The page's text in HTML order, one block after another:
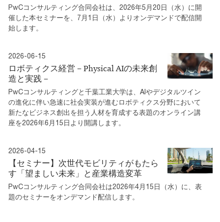
PwCコンサルティング合同会社は、2026年5月20日（水）に開
催した本セミナーを、7月1日（水）よりオンデマンドで配信開
始します。
2026-06-15
ロボティクス経営－Physical AIの未来創
造と実践－
PwCコンサルティングと千葉工業大学は、AIやデジタルツイン
の進化に伴い急速に社会実装が進むロボティクス分野において
新たなビジネス創出を担う人材を育成する表題のオンライン講
座を2026年6月15日より開講します。
2026-04-15
【セミナー】次世代モビリティがもたら
す「望ましい未来」と産業構造変革
PwCコンサルティング合同会社は2026年4月15日（水）に、表
題のセミナーをオンデマンド配信します。